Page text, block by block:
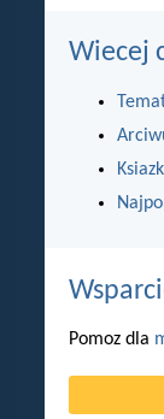
Wiecej
Pomoz dla